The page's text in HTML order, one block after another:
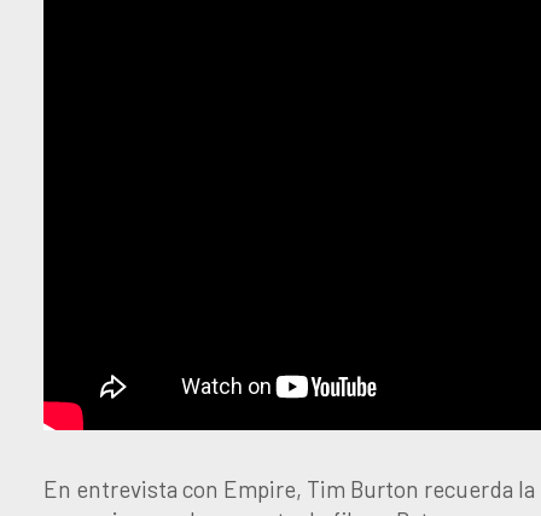
En entrevista con Empire, Tim Burton recuerda